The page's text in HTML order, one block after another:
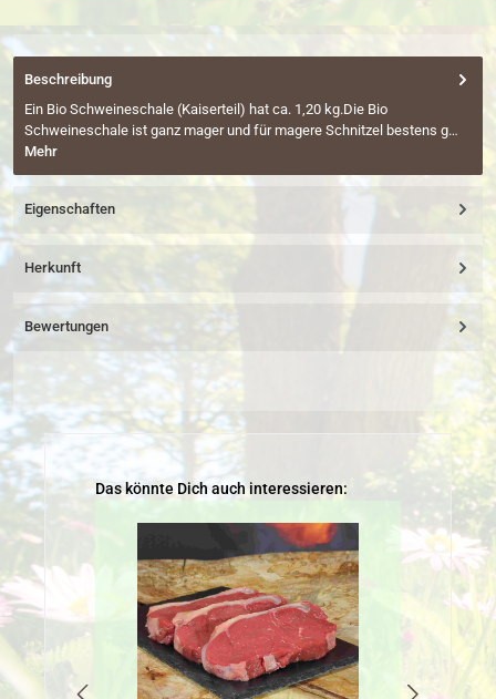
Beschreibung
Ein Bio Schweineschale (Kaiserteil) hat ca. 1,20 kg.Die Bio
Schweineschale ist ganz mager und für magere Schnitzel bestens g…
Mehr
Eigenschaften
Herkunft
Bewertungen
Produktgalerie überspringen
Das könnte Dich auch interessieren: